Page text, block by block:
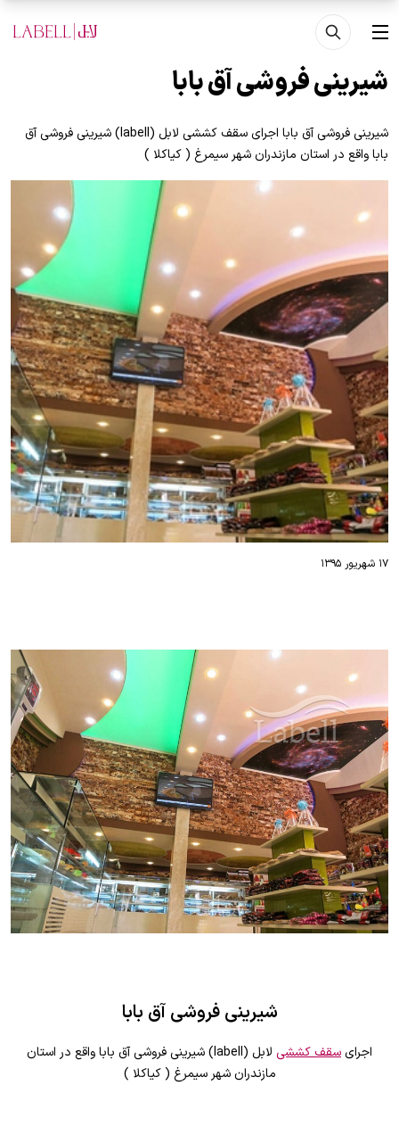
رفتن به محتوای اصلی
منو
شیرینی فروشی آق بابا
شیرینی فروشی آق بابا اجرای سقف کششی لابل (labell) شیرینی فروشی آق
بابا واقع در استان مازندران شهر سیمرغ ( کیاکلا )
۱۷ شهریور ۱۳۹۵
شیرینی فروشی آق بابا
اجرایسقف کششی
لابل (labell) شیرینی فروشی آق بابا واقع در استان
مازندران شهر سیمرغ ( کیاکلا )